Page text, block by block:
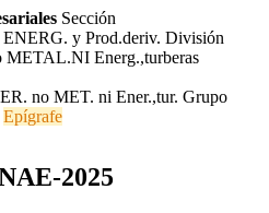
Sección
y Prod.deriv. División
Energ.,turberas
no MET. ni Ener.,tur. Grupo
Epígrafe
2025